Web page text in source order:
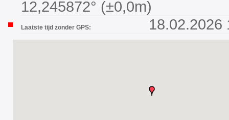
12,245872° (±0,0m)
Laatste tijd zonder GPS: 18.02.2026